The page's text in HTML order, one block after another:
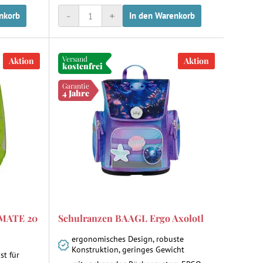
+
- In den Warenkorb
Aktion
20
für
Versand
kostenfrei
Garantie
4 Jahre
Aktion
Schulranzen BAAGL Ergo Axolotl
ergonomisches Design, robuste
Konstruktion, geringes Gewicht